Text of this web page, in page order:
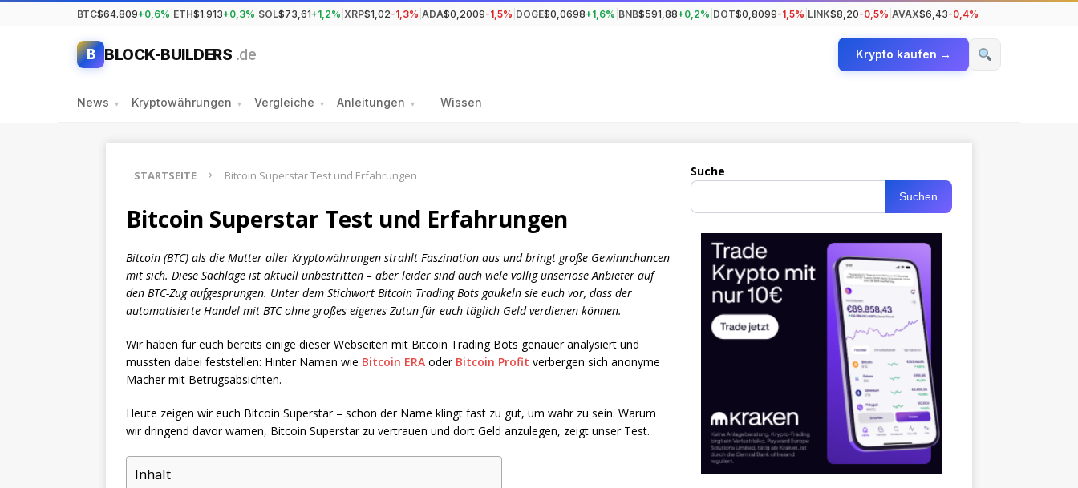
BTC$64.809+0,6% ETH$1.913+0,3% SOL$73,61+1,2% XRP$1,02-1,3% ADA$0,2009-1,5% DOGE$0,0698+1,6% BNB$591,88+0,2% DOT$0,8099-1,5% LINK$8,20-0,5% AVAX$6,43-0,4%
B BLOCK-BUILDERS .de Krypto kaufen →
News ▾ Kryptowährungen ▾ Vergleiche ▾ Anleitungen ▾ Wissen
STARTSEITE Bitcoin Superstar Test und Erfahrungen
Bitcoin Superstar Test und Erfahrungen
Bitcoin (BTC) als die Mutter aller Kryptowährungen strahlt Faszination aus und bringt große Gewinnchancen
mit sich. Diese Sachlage ist aktuell unbestritten – aber leider sind auch viele völlig unseriöse Anbieter auf
den BTC-Zug aufgesprungen. Unter dem Stichwort Bitcoin Trading Bots gaukeln sie euch vor, dass der
automatisierte Handel mit BTC ohne großes eigenes Zutun für euch täglich Geld verdienen können.
Wir haben für euch bereits einige dieser Webseiten mit Bitcoin Trading Bots genauer analysiert und
mussten dabei feststellen: Hinter Namen wie Bitcoin ERA oder Bitcoin Profit verbergen sich anonyme
Macher mit Betrugsabsichten.
Heute zeigen wir euch Bitcoin Superstar – schon der Name klingt fast zu gut, um wahr zu sein. Warum
wir dringend davor warnen, Bitcoin Superstar zu vertrauen und dort Geld anzulegen, zeigt unser Test.
Inhalt
Suche
Suchen